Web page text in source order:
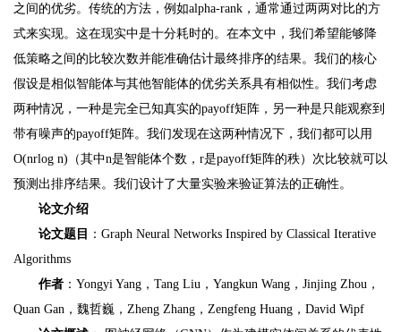
之间的优劣。传统的方法，例如alpha-rank，通常通过两两对比的方
式来实现。这在现实中是十分耗时的。在本文中，我们希望能够降
低策略之间的比较次数并能准确估计最终排序的结果。我们的核心
假设是相似智能体与其他智能体的优劣关系具有相似性。我们考虑
两种情况，一种是完全已知真实的payoff矩阵，另一种是只能观察到
带有噪声的payoff矩阵。我们发现在这两种情况下，我们都可以用
O(nrlog n)（其中n是智能体个数，r是payoff矩阵的秩）次比较就可以
预测出排序结果。我们设计了大量实验来验证算法的正确性。
论文介绍
论文题目 ：Graph Neural Networks Inspired by Classical Iterative
Algorithms
作者 ：Yongyi Yang，Tang Liu，Yangkun Wang，Jinjing Zhou，
Quan Gan，魏哲巍，Zheng Zhang，Zengfeng Huang，David Wipf